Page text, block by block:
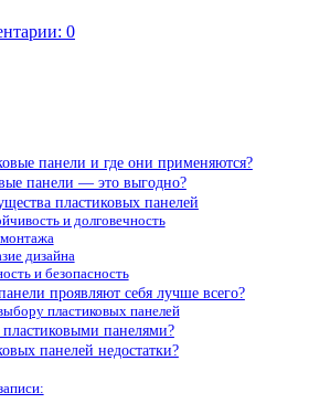
0
панели и где они применяются?
панели — это выгодно?
пластиковых панелей
и долговечность
дизайна
и безопасность
проявляют себя лучше всего?
пластиковых панелей
панелями?
панелей недостатки?